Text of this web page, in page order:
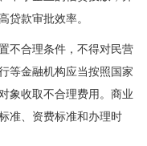
贷款审批效率。
不合理条件，不得对民营
等金融机构应当按照国家
象收取不合理费用。商业
准、资费标准和办理时